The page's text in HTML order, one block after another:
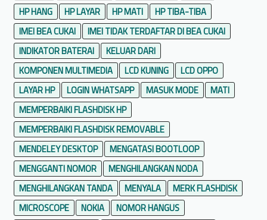
HP HANG
HP LAYAR HP MATI
HP TIBA-TIBA
IMEI BEA CUKAI
IMEI TIDAK TERDAFTAR DI BEA CUKAI
INDIKATOR BATERAI
KELUAR DARI
KOMPONEN MULTIMEDIA
LCD KUNING
LCD OPPO
LAYAR HP
LOGIN WHATSAPP MASUK MODE
MATI
MEMPERBAIKI FLASHDISK HP
MEMPERBAIKI FLASHDISK REMOVABLE
MENDELEY DESKTOP
MENGATASI BOOTLOOP
MENGGANTI NOMOR
MENGHILANGKAN NODA
MENGHILANGKAN TANDA
MENYALA
MERK FLASHDISK
MICROSCOPE
NOKIA
NOMOR HANGUS